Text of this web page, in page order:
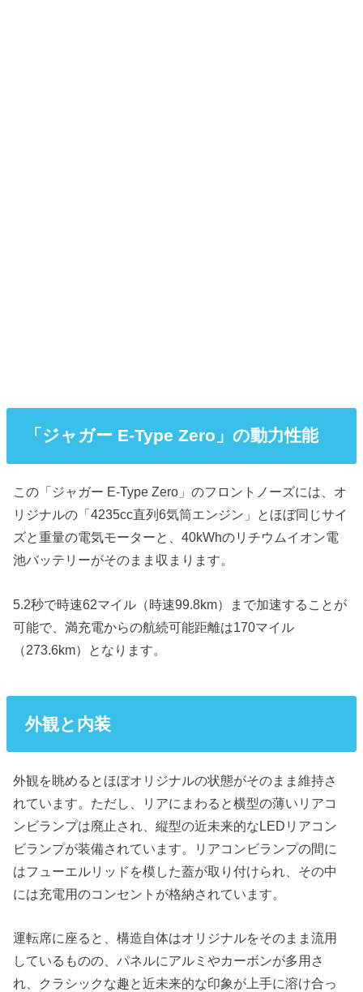
「ジャガー E-Type Zero」の動力性能
この「ジャガー E-Type Zero」のフロントノーズには、オ
リジナルの「4235cc直列6気筒エンジン」とほぼ同じサイ
ズと重量の電気モーターと、40kWhのリチウムイオン電
池バッテリーがそのまま収まります。
5.2秒で時速62マイル（時速99.8km）まで加速することが
可能で、満充電からの航続可能距離は170マイル
（273.6km）となります。
外観と内装
外観を眺めるとほぼオリジナルの状態がそのまま維持さ
れています。ただし、リアにまわると横型の薄いリアコ
ンビランプは廃止され、縦型の近未来的なLEDリアコン
ビランプが装備されています。リアコンビランプの間に
はフューエルリッドを模した蓋が取り付けられ、その中
には充電用のコンセントが格納されています。
運転席に座ると、構造自体はオリジナルをそのまま流用
しているものの、パネルにアルミやカーボンが多用さ
れ、クラシックな趣と近未来的な印象が上手に溶け合っ